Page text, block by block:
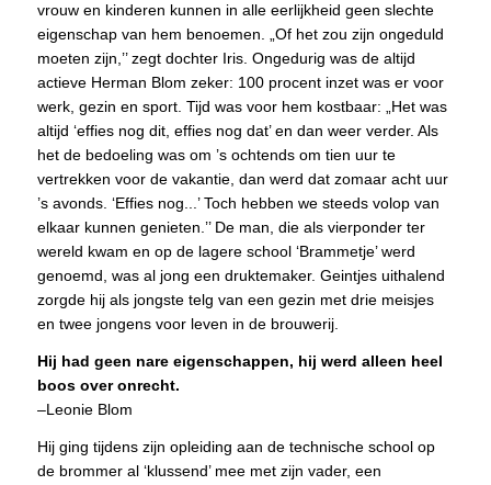
vrouw en kinderen kunnen in alle eerlijkheid geen slechte
eigenschap van hem benoemen. „Of het zou zijn ongeduld
moeten zijn,’’ zegt dochter Iris. Ongedurig was de altijd
actieve Herman Blom zeker: 100 procent inzet was er voor
werk, gezin en sport. Tijd was voor hem kostbaar: „Het was
altijd ‘effies nog dit, effies nog dat’ en dan weer verder. Als
het de bedoeling was om ’s ochtends om tien uur te
vertrekken voor de vakantie, dan werd dat zomaar acht uur
’s avonds. ‘Effies nog...’ Toch hebben we steeds volop van
elkaar kunnen genieten.’’ De man, die als vierponder ter
wereld kwam en op de lagere school ‘Brammetje’ werd
genoemd, was al jong een druktemaker. Geintjes uithalend
zorgde hij als jongste telg van een gezin met drie meisjes
en twee jongens voor leven in de brouwerij.
Hij had geen nare eigenschappen, hij werd alleen heel
boos over onrecht.
–Leonie Blom
Hij ging tijdens zijn opleiding aan de technische school op
de brommer al ‘klussend’ mee met zijn vader, een